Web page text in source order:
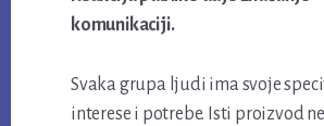
komunikaciji.
Svaka grupa ljudi ima svoje
interese i potrebe. Isti proizvod